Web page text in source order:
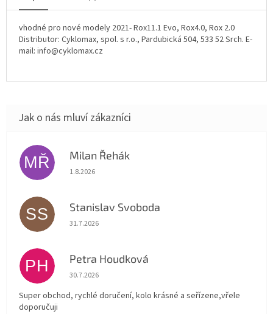
vhodné pro nové modely 2021- Rox11.1 Evo, Rox4.0, Rox 2.0
Distributor: Cyklomax, spol. s r.o., Pardubická 504, 533 52 Srch. E-
mail: info@cyklomax.cz
MŘ Milan Řehák
Hodnocení obchodu je 5 z 5 hvězdiček.
1.8.2026
SS Stanislav Svoboda
Hodnocení obchodu je 5 z 5 hvězdiček.
31.7.2026
PH Petra Houdková
Hodnocení obchodu je 5 z 5 hvězdiček.
30.7.2026
Super obchod, rychlé doručení, kolo krásné a seřízene,vřele
doporučuji